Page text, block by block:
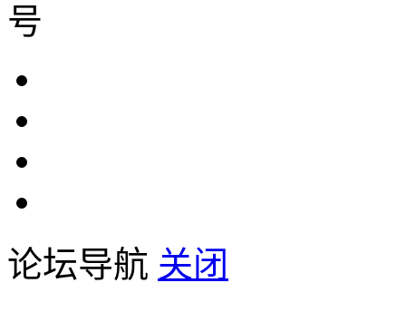
号
论坛导航 关闭